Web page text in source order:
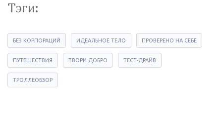
Тэги:
БЕЗ КОРПОРАЦИЙ ИДЕАЛЬНОЕ ТЕЛО ПРОВЕРЕНО НА СЕБЕ
ПУТЕШЕСТВИЯ ТВОРИ ДОБРО ТЕСТ-ДРАЙВ
ТРОЛЛЕОБЗОР